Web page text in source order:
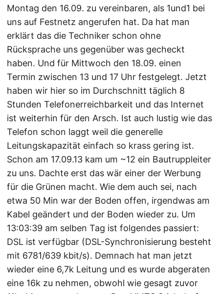
Montag den 16.09. zu vereinbaren, als 1und1 bei
uns auf Festnetz angerufen hat. Da hat man
erklärt das die Techniker schon ohne
Rücksprache uns gegenüber was gecheckt
haben. Und für Mittwoch den 18.09. einen
Termin zwischen 13 und 17 Uhr festgelegt. Jetzt
haben wir hier so im Durchschnitt täglich 8
Stunden Telefonerreichbarkeit und das Internet
ist weiterhin für den Arsch. Ist auch lustig wie das
Telefon schon laggt weil die generelle
Leitungskapazität einfach so krass gering ist.
Schon am 17.09.13 kam um ~12 ein Bautruppleiter
zu uns. Dachte erst das wär einer der Werbung
für die Grünen macht. Wie dem auch sei, nach
etwa 50 Min war der Boden offen, irgendwas am
Kabel geändert und der Boden wieder zu. Um
13:03:39 am selben Tag ist folgendes passiert:
DSL ist verfügbar (DSL-Synchronisierung besteht
mit 6781/639 kbit/s). Demnach hat man jetzt
wieder eine 6,7k Leitung und es wurde abgeraten
eine 16k zu nehmen, obwohl wie gesagt zuvor